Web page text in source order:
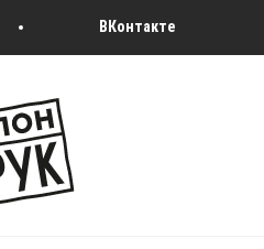
ВКонтакте